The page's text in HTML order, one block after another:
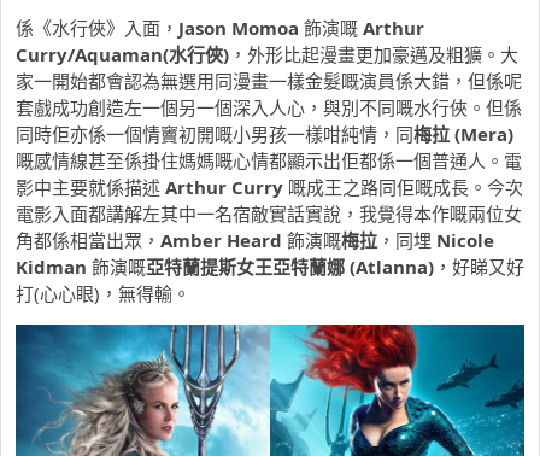
係《水行俠》入面， Jason Momoa 飾演嘅 Arthur
Curry/Aquaman(水行俠) ，外形比起漫畫更加豪邁及粗獷。大
家一開始都會認為無選用同漫畫一樣金髮嘅演員係大錯，但係呢
套戲成功創造左一個另一個深入人心，與別不同嘅水行俠。但係
同時佢亦係一個情竇初開嘅小男孩一樣咁純情，同梅拉 (Mera)
嘅感情線甚至係掛住媽媽嘅心情都顯示出佢都係一個普通人。電
影中主要就係描述 Arthur Curry 嘅成王之路同佢嘅成長。今次
電影入面都講解左其中一名宿敵實話實說，我覺得本作嘅兩位女
角都係相當出眾， Amber Heard 飾演嘅梅拉 ，同埋 Nicole
Kidman 飾演嘅亞特蘭提斯女王亞特蘭娜 (Atlanna) ，好睇又好
打(心心眼)，無得輸。